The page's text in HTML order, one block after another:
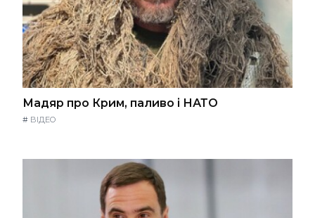
Мадяр про Крим, паливо і НАТО
# ВІДЕО